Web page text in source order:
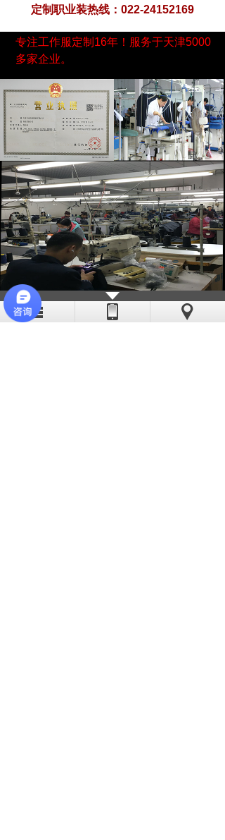
定制职业装热线：022-24152169
专注工作服定制16年！服务于天津5000
多家企业。